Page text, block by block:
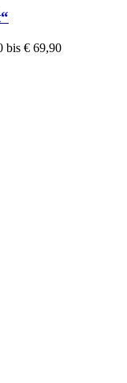
bis € 69,90